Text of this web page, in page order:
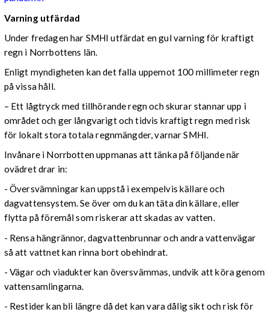
Varning utfärdad
Under fredagen har SMHI utfärdat en gul varning för kraftigt
regn i Norrbottens län.
Enligt myndigheten kan det falla uppemot 100 millimeter regn
på vissa håll.
– Ett lågtryck med tillhörande regn och skurar stannar upp i
området och ger långvarigt och tidvis kraftigt regn med risk
för lokalt stora totala regnmängder, varnar SMHI.
Invånare i Norrbotten uppmanas att tänka på följande när
ovädret drar in:
- Översvämningar kan uppstå i exempelvis källare och
dagvattensystem. Se över om du kan täta din källare, eller
flytta på föremål som riskerar att skadas av vatten.
- Rensa hängrännor, dagvattenbrunnar och andra vattenvägar
så att vattnet kan rinna bort obehindrat.
- Vägar och viadukter kan översvämmas, undvik att köra genom
vattensamlingarna.
- Restider kan bli längre då det kan vara dålig sikt och risk för